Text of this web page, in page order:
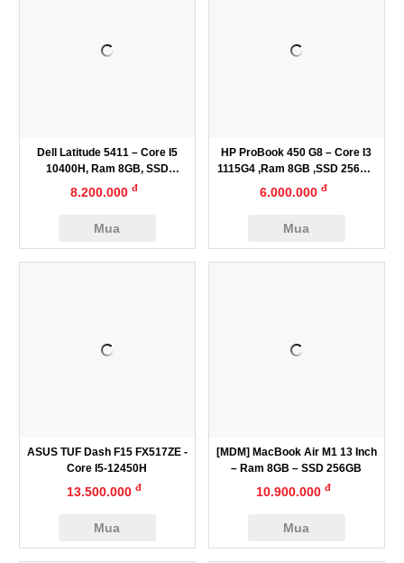
Dell Latitude 5411 – Core I5
10400H, Ram 8GB, SSD
256GB, 14″
8.200.000 đ
Mua
HP ProBook 450 G8 – Core I3
1115G4 ,Ram 8GB ,SSD 256GB
, 15.6” HD
6.000.000 đ
Mua
ASUS TUF Dash F15 FX517ZE -
Core I5-12450H
13.500.000 đ
Mua
[MDM] MacBook Air M1 13 Inch
– Ram 8GB – SSD 256GB
10.900.000 đ
Mua